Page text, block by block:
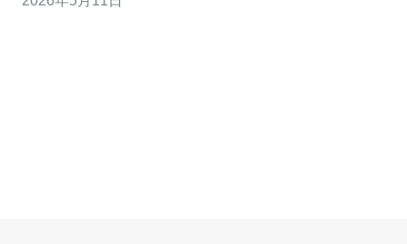
次观察回答中的细节：可信回答通常包含具体的价格区